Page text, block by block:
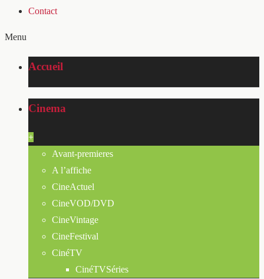
Contact
Menu
Accueil
Cinema
+
Avant-premieres
A l’affiche
CineActuel
CineVOD/DVD
CineVintage
CineFestival
CinéTV
CinéTVSéries